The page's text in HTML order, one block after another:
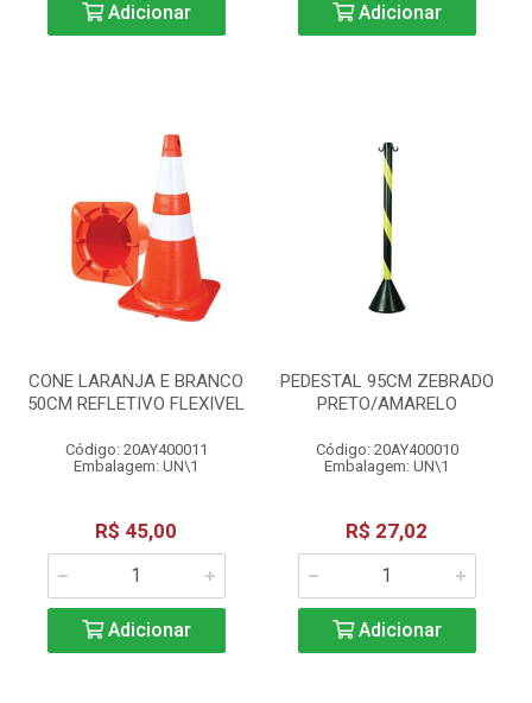
Adicionar Adicionar
CONE LARANJA E BRANCO
50CM REFLETIVO FLEXIVEL
Código: 20AY400011
Embalagem: UN\1
R$ 45,00
Adicionar
PEDESTAL 95CM ZEBRADO
PRETO/AMARELO
Código: 20AY400010
Embalagem: UN\1
R$ 27,02
Adicionar